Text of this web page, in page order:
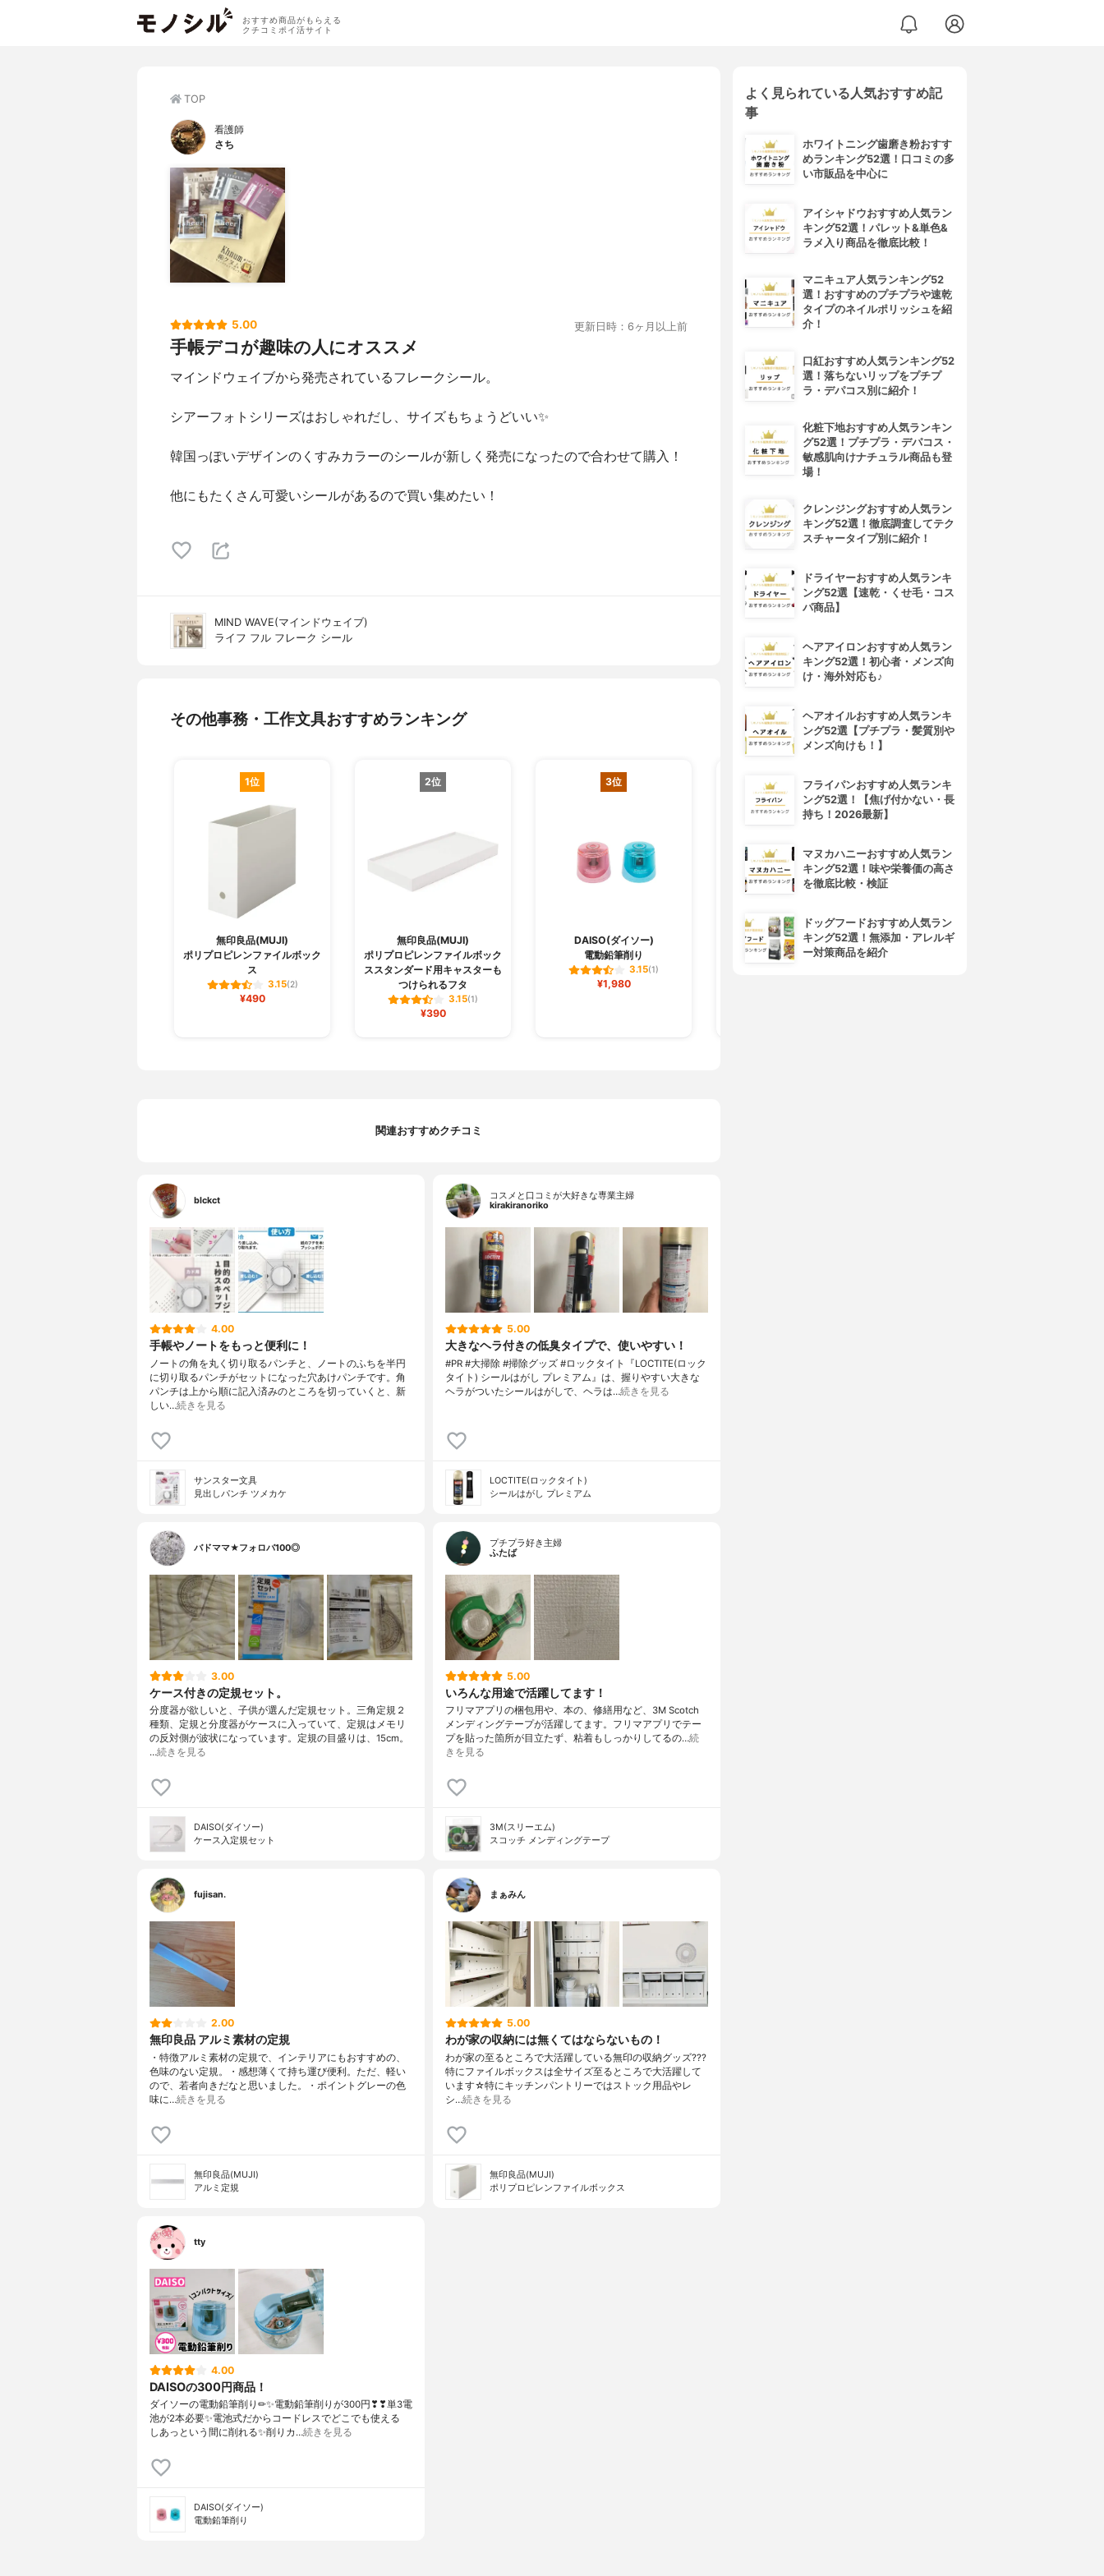
おすすめ商品がもらえる
クチコミポイ活サイト
TOP
看護師
さち
5.00 更新日時：6ヶ月以上前
手帳デコが趣味の人にオススメ
マインドウェイブから発売されているフレークシール。
シアーフォトシリーズはおしゃれだし、サイズもちょうどいい✨
韓国っぽいデザインのくすみカラーのシールが新しく発売になったので合わせて購入！
他にもたくさん可愛いシールがあるので買い集めたい！
MIND WAVE(マインドウェイブ)
ライフ フル フレーク シール
その他事務・工作文具おすすめランキング
1位
無印良品(MUJI)
ポリプロピレンファイルボック
ス
3.15(2)
¥490
2位
無印良品(MUJI)
ポリプロピレンファイルボック
ススタンダード用キャスターも
つけられるフタ
3.15(1)
¥390
3位
DAISO(ダイソー)
電動鉛筆削り
3.15(1)
¥1,980
無印良品(MUJI)
アルミ定規
DAISO(ダイソー)
関連おすすめクチコミ
blckct
4.00
手帳やノートをもっと便利に！
ノートの角を丸く切り取るパンチと、ノートのふちを半円
に切り取るパンチがセットになった穴あけパンチです。角
パンチは上から順に記入済みのところを切っていくと、新
しい…続きを見る
サンスター文具
見出しパンチ ツメカケ
コスメと口コミが大好きな専業主婦
kirakiranoriko
5.00
大きなヘラ付きの低臭タイプで、使いやすい！
#PR #大掃除 #掃除グッズ #ロックタイト『LOCTITE(ロック
タイト) シールはがし プレミアム』は、握りやすい大きな
ヘラがついたシールはがしで、ヘラは…続きを見る
LOCTITE(ロックタイト)
シールはがし プレミアム
バドママ★フォロバ100◎
3.00
ケース付きの定規セット。
分度器が欲しいと、子供が選んだ定規セット。三角定規２
種類、定規と分度器がケースに入っていて、定規はメモリ
の反対側が波状になっています。定規の目盛りは、15cm。
…続きを見る
DAISO(ダイソー)
ケース入定規セット
プチプラ好き主婦
ふたば
5.00
いろんな用途で活躍してます！
フリマアプリの梱包用や、本の、修繕用など、3M Scotch
メンディングテープが活躍してます。フリマアプリでテー
プを貼った箇所が目立たず、粘着もしっかりしてるの…続
きを見る
3M(スリーエム)
スコッチ メンディングテープ
fujisan.
2.00
無印良品 アルミ素材の定規
・特徴アルミ素材の定規で、インテリアにもおすすめの、
色味のない定規。・感想薄くて持ち運び便利。ただ、軽い
ので、若者向きだなと思いました。・ポイントグレーの色
味に…続きを見る
無印良品(MUJI)
アルミ定規
まぁみん
5.00
わが家の収納には無くてはならないもの！
わが家の至るところで大活躍している無印の収納グッズ???
特にファイルボックスは全サイズ至るところで大活躍して
います☆特にキッチンパントリーではストック用品やレ
シ…続きを見る
無印良品(MUJI)
ポリプロピレンファイルボックス
tty
4.00
DAISOの300円商品！
ダイソーの電動鉛筆削り✏✨ 電動鉛筆削りが300円❣❣ 単3電
池が2本必要✨ 電池式だからコードレスでどこでも使える
し あっという間に削れる✨ 削りカ…続きを見る
DAISO(ダイソー)
電動鉛筆削り
よく見られている人気おすすめ記
事
ホワイトニング歯磨き粉おすす
めランキング52選！口コミの多
い市販品を中心に
アイシャドウおすすめ人気ラン
キング52選！パレット&単色&
ラメ入り商品を徹底比較！
マニキュア人気ランキング52
選！おすすめのプチプラや速乾
タイプのネイルポリッシュを紹
介！
口紅おすすめ人気ランキング52
選！落ちないリップをプチプ
ラ・デパコス別に紹介！
化粧下地おすすめ人気ランキン
グ52選！プチプラ・デパコス・
敏感肌向けナチュラル商品も登
場！
クレンジングおすすめ人気ラン
キング52選！徹底調査してテク
スチャータイプ別に紹介！
ドライヤーおすすめ人気ランキ
ング52選【速乾・くせ毛・コス
パ商品】
ヘアアイロンおすすめ人気ラン
キング52選！初心者・メンズ向
け・海外対応も♪
ヘアオイルおすすめ人気ランキ
ング52選【プチプラ・髪質別や
メンズ向けも！】
フライパンおすすめ人気ランキ
ング52選！【焦げ付かない・長
持ち！2026最新】
マヌカハニーおすすめ人気ラン
キング52選！味や栄養価の高さ
を徹底比較・検証
ドッグフードおすすめ人気ラン
キング52選！無添加・アレルギ
ー対策商品を紹介